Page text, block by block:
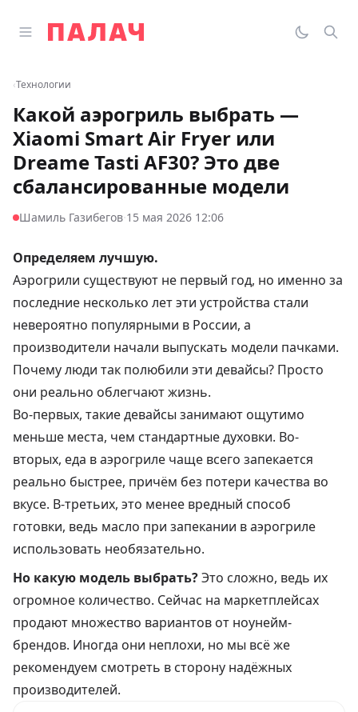
Открыть главное меню
Палач
‹Технологии
Какой аэрогриль выбрать —
Xiaomi Smart Air Fryer или
Dreame Tasti AF30? Это две
сбалансированные модели
Шамиль Газибегов·15 мая 2026 12:06
Определяем лучшую.
Аэрогрили существуют не первый год, но именно за
последние несколько лет эти устройства стали
невероятно популярными в России, а
производители начали выпускать модели пачками.
Почему люди так полюбили эти девайсы? Просто
они реально облегчают жизнь.
Во-первых, такие девайсы занимают ощутимо
меньше места, чем стандартные духовки. Во-
вторых, еда в аэрогриле чаще всего запекается
реально быстрее, причём без потери качества во
вкусе. В-третьих, это менее вредный способ
готовки, ведь масло при запекании в аэрогриле
использовать необязательно.
Но какую модель выбрать?Это сложно, ведь их
огромное количество. Сейчас на маркетплейсах
продают множество вариантов от ноунейм-
брендов. Иногда они неплохи, но мы всё же
рекомендуем смотреть в сторону надёжных
производителей.